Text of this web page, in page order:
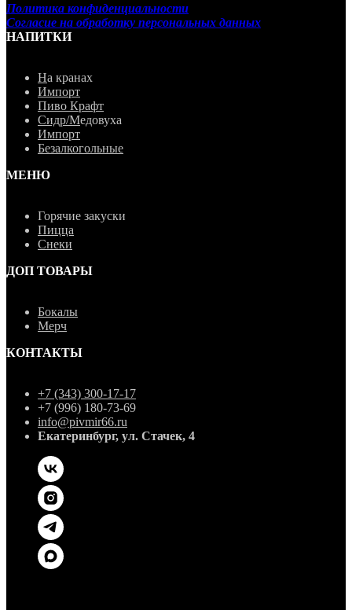
Политика конфиденциальности
Согласие на обработку персональных данных
НАПИТКИ
На кранах
Импорт
Пиво Крафт
Сидр/Медовуха
Импорт
Безалкогольные
МЕНЮ
Горячие закуски
Пицца
Снеки
ДОП ТОВАРЫ
Бокалы
Мерч
КОНТАКТЫ
+7 (343) 300-17-17
+7 (996) 180-73-69
info@pivmir66.ru
Екатеринбург, ул. Стачек, 4